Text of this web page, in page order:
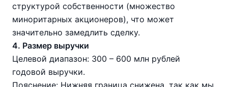
структурой собственности (множество
миноритарных акционеров), что может
значительно замедлить сделку.
4. Размер выручки
Целевой диапазон: 300 – 600 млн рублей
годовой выручки.
Пояснение: Нижняя граница снижена, так как мы